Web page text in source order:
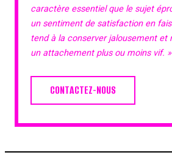
caractère essentiel que le sujet
un sentiment de satisfaction en
tend à la conserver jalousement et
un attachement plus ou moins vif. »
CONTACTEZ-NOUS